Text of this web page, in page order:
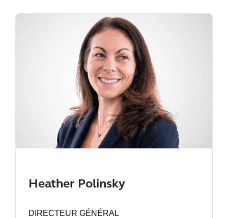
Heather Polinsky
DIRECTEUR GÉNÉRAL